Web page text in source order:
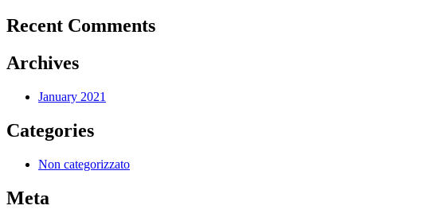
Recent Comments
Archives
January 2021
Categories
Non categorizzato
Meta